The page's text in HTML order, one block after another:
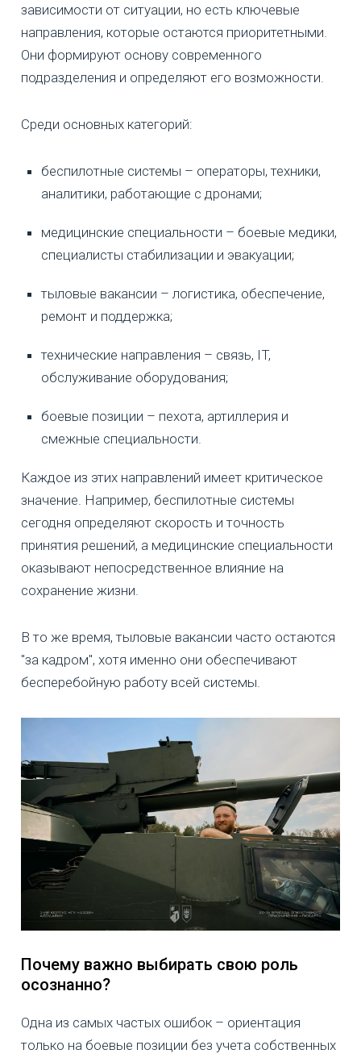
зависимости от ситуации, но есть ключевые
направления, которые остаются приоритетными.
Они формируют основу современного
подразделения и определяют его возможности.
Среди основных категорий:
беспилотные системы – операторы, техники,
аналитики, работающие с дронами;
медицинские специальности – боевые медики,
специалисты стабилизации и эвакуации;
тыловые вакансии – логистика, обеспечение,
ремонт и поддержка;
технические направления – связь, IT,
обслуживание оборудования;
боевые позиции – пехота, артиллерия и
смежные специальности.
Каждое из этих направлений имеет критическое
значение. Например, беспилотные системы
сегодня определяют скорость и точность
принятия решений, а медицинские специальности
оказывают непосредственное влияние на
сохранение жизни.
В то же время, тыловые вакансии часто остаются
"за кадром", хотя именно они обеспечивают
бесперебойную работу всей системы.
Почему важно выбирать свою роль
осознанно?
Одна из самых частых ошибок – ориентация
только на боевые позиции без учета собственных